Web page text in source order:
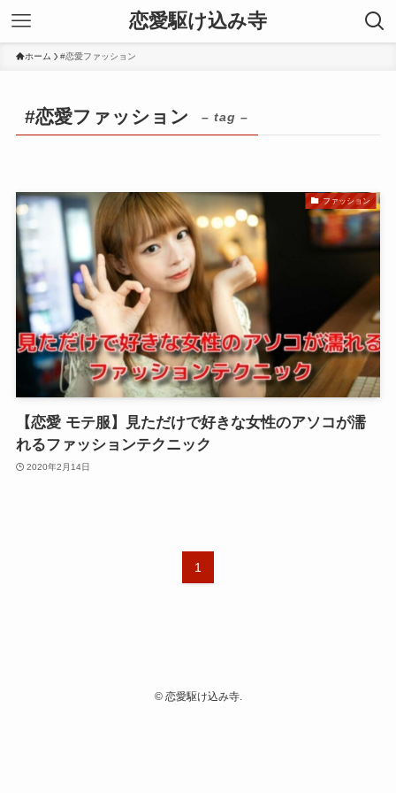
恋愛駆け込み寺
ホーム #恋愛ファッション
#恋愛ファッション – tag –
ファッション
【恋愛 モテ服】見ただけで好きな女性のアソコが濡
れるファッションテクニック
2020年2月14日
1
©恋愛駆け込み寺.